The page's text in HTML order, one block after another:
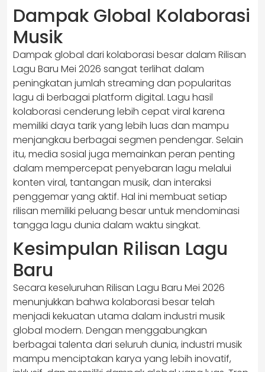
Dampak Global Kolaborasi
Musik
Dampak global dari kolaborasi besar dalam Rilisan
Lagu Baru Mei 2026 sangat terlihat dalam
peningkatan jumlah streaming dan popularitas
lagu di berbagai platform digital. Lagu hasil
kolaborasi cenderung lebih cepat viral karena
memiliki daya tarik yang lebih luas dan mampu
menjangkau berbagai segmen pendengar. Selain
itu, media sosial juga memainkan peran penting
dalam mempercepat penyebaran lagu melalui
konten viral, tantangan musik, dan interaksi
penggemar yang aktif. Hal ini membuat setiap
rilisan memiliki peluang besar untuk mendominasi
tangga lagu dunia dalam waktu singkat.
Kesimpulan Rilisan Lagu
Baru
Secara keseluruhan Rilisan Lagu Baru Mei 2026
menunjukkan bahwa kolaborasi besar telah
menjadi kekuatan utama dalam industri musik
global modern. Dengan menggabungkan
berbagai talenta dari seluruh dunia, industri musik
mampu menciptakan karya yang lebih inovatif,